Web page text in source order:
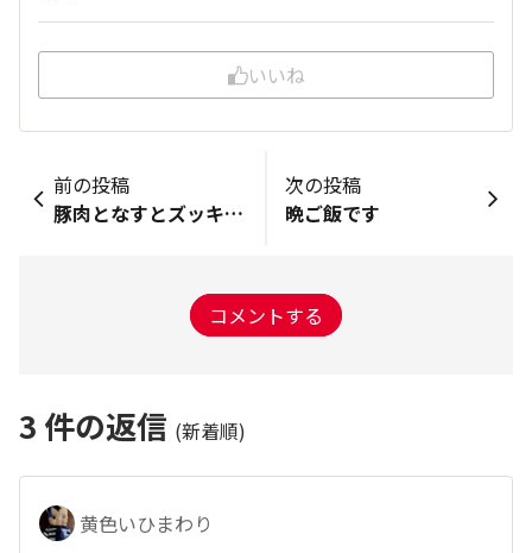
いいね
前の投稿
豚肉となすとズッキーニのみそマヨカレー炒め
次の投稿
晩ご飯です
コメントする
3 件の返信 (新着順)
黄色いひまわり